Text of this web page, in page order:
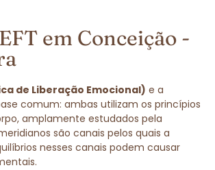
em Conceição -
de Liberação Emocional) e a
comum: ambas utilizam os princípios
amplamente estudados pela
são canais pelos quais a
nesses canais podem causar